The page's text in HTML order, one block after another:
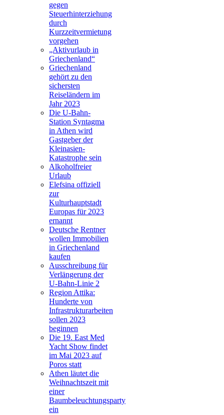
gegen
Steuerhinterziehung
durch
Kurzzeitvermietung
vorgehen
„Aktivurlaub in
Griechenland“
Griechenland
gehört zu den
sichersten
Reiseländern im
Jahr 2023
Die U-Bahn-
Station Syntagma
in Athen wird
Gastgeber der
Kleinasien-
Katastrophe sein
Alkoholfreier
Urlaub
Elefsina offiziell
zur
Kulturhauptstadt
Europas für 2023
ernannt
Deutsche Rentner
wollen Immobilien
in Griechenland
kaufen
Ausschreibung für
Verlängerung der
U-Bahn-Linie 2
Region Attika:
Hunderte von
Infrastrukturarbeiten
sollen 2023
beginnen
Die 19. East Med
Yacht Show findet
im Mai 2023 auf
Poros statt
Athen läutet die
Weihnachtszeit mit
einer
Baumbeleuchtungsparty
ein